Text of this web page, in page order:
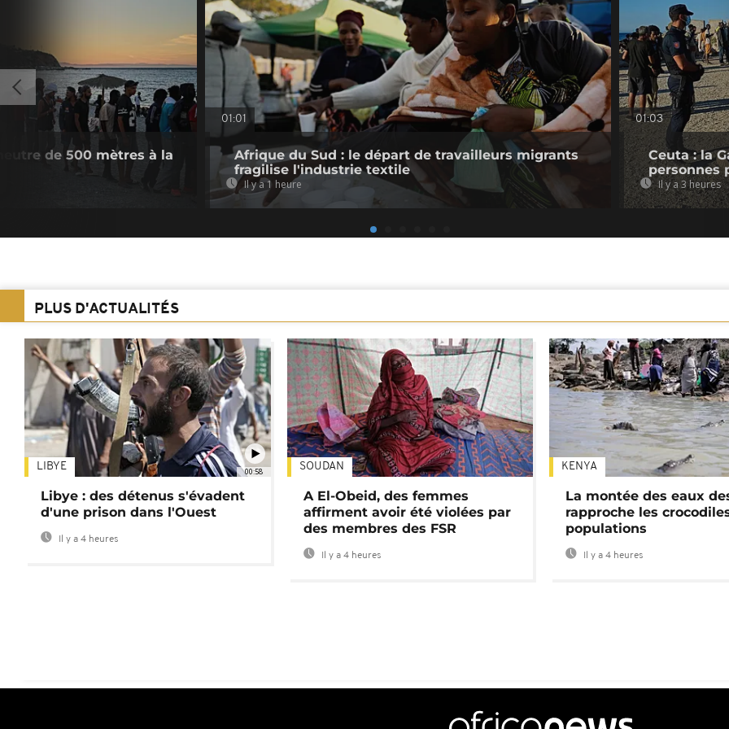
de 500 mètres à la
01:01
Afrique du Sud : le départ de travailleurs migrants
fragilise l'industrie textile
Il y a 1 heure
01:03
Ceuta : la
personnes
Il y a 3 heures
PLUS D'ACTUALITÉS
00:58
LIBYE
Libye : des détenus s'évadent
d'une prison dans l'Ouest
Il y a 4 heures
SOUDAN
A El-Obeid, des femmes
affirment avoir été violées par
des membres des FSR
Il y a 4 heures
KENYA
La montée des eaux
rapproche les
populations
Il y a 4 heures